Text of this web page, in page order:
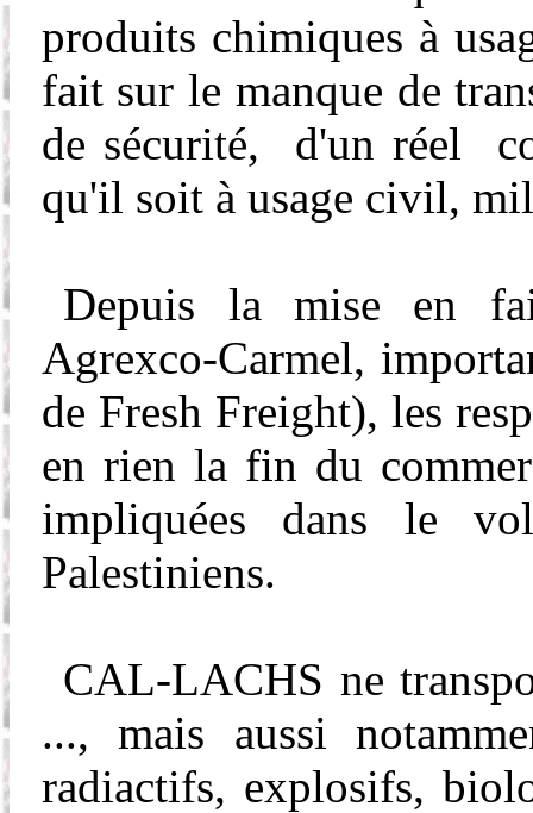
produits chimiques à
fait sur le manque de
de sécurité, d'un réel
qu'il soit à usage civil,
Depuis la mise en
Agrexco-Carmel,
de Fresh Freight), les
en rien la fin du
impliquées dans le
Palestiniens.
CAL-LACHS ne
..., mais aussi
radiactifs, explosifs,